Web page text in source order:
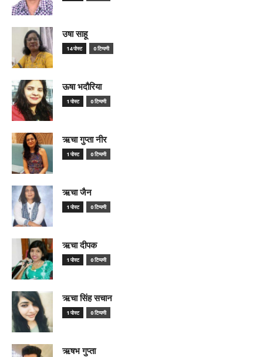
उषा साहू
14 पोस्ट 0 टिप्पणी
ऊषा भदौरिया
1 पोस्ट 0 टिप्पणी
ऋचा गुप्ता नीर
1 पोस्ट 0 टिप्पणी
ऋचा जैन
1 पोस्ट 0 टिप्पणी
ऋचा दीपक
1 पोस्ट 0 टिप्पणी
ऋचा सिंह सचान
1 पोस्ट 0 टिप्पणी
ऋषभ गुप्ता